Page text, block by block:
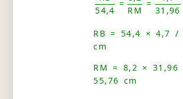
54,4
=
RM
=
31,96
RB = 54,4 × 4,7 /
cm
RM = 8,2 ×
55,76 cm